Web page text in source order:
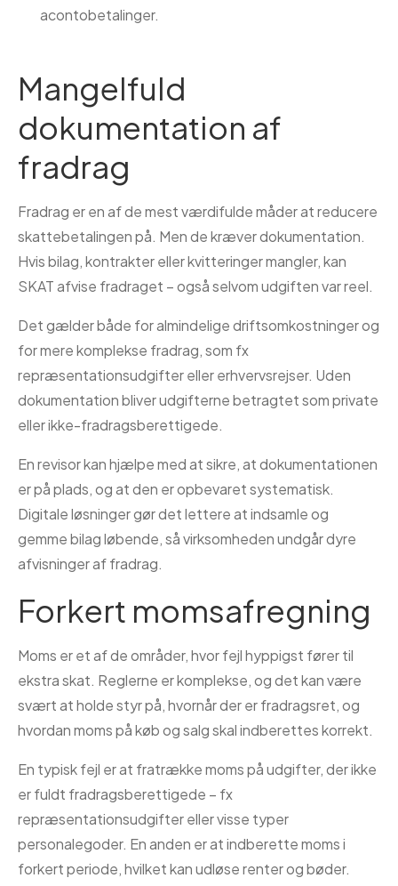
acontobetalinger.
Mangelfuld
dokumentation af
fradrag
Fradrag er en af de mest værdifulde måder at reducere
skattebetalingen på. Men de kræver dokumentation.
Hvis bilag, kontrakter eller kvitteringer mangler, kan
SKAT afvise fradraget – også selvom udgiften var reel.
Det gælder både for almindelige driftsomkostninger og
for mere komplekse fradrag, som fx
repræsentationsudgifter eller erhvervsrejser. Uden
dokumentation bliver udgifterne betragtet som private
eller ikke-fradragsberettigede.
En revisor kan hjælpe med at sikre, at dokumentationen
er på plads, og at den er opbevaret systematisk.
Digitale løsninger gør det lettere at indsamle og
gemme bilag løbende, så virksomheden undgår dyre
afvisninger af fradrag.
Forkert momsafregning
Moms er et af de områder, hvor fejl hyppigst fører til
ekstra skat. Reglerne er komplekse, og det kan være
svært at holde styr på, hvornår der er fradragsret, og
hvordan moms på køb og salg skal indberettes korrekt.
En typisk fejl er at fratrække moms på udgifter, der ikke
er fuldt fradragsberettigede – fx
repræsentationsudgifter eller visse typer
personalegoder. En anden er at indberette moms i
forkert periode, hvilket kan udløse renter og bøder.